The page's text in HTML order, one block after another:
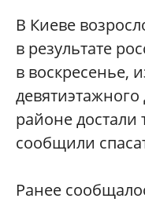
В Киеве
в результате
в воскресенье,
районе
сообщили
Ранее